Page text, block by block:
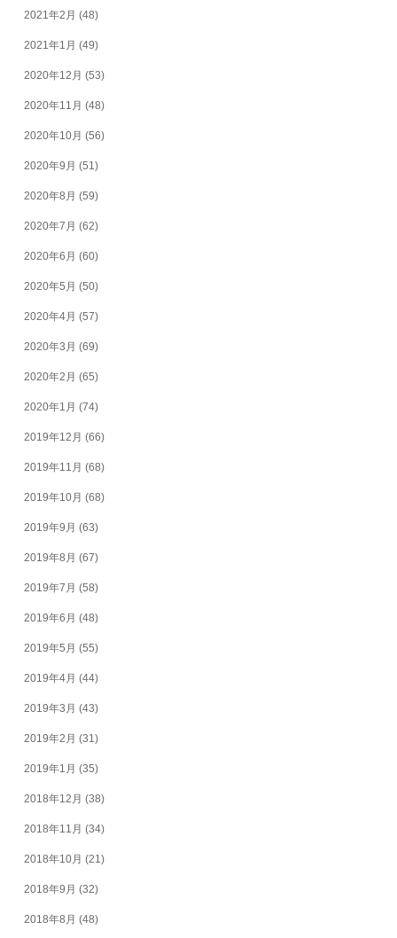
2021年2月 (48)
2021年1月 (49)
2020年12月 (53)
2020年11月 (48)
2020年10月 (56)
2020年9月 (51)
2020年8月 (59)
2020年7月 (62)
2020年6月 (60)
2020年5月 (50)
2020年4月 (57)
2020年3月 (69)
2020年2月 (65)
2020年1月 (74)
2019年12月 (66)
2019年11月 (68)
2019年10月 (68)
2019年9月 (63)
2019年8月 (67)
2019年7月 (58)
2019年6月 (48)
2019年5月 (55)
2019年4月 (44)
2019年3月 (43)
2019年2月 (31)
2019年1月 (35)
2018年12月 (38)
2018年11月 (34)
2018年10月 (21)
2018年9月 (32)
2018年8月 (48)